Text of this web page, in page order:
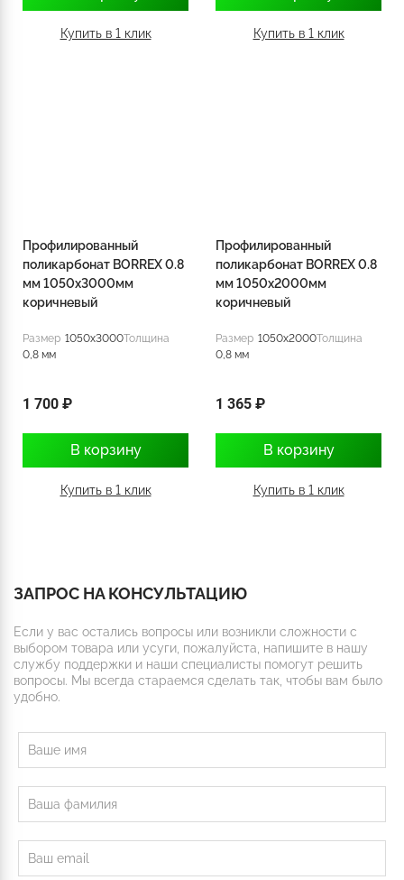
Купить в 1 клик Купить в 1 клик
Профилированный
поликарбонат BORREX 0.8
мм 1050х3000мм
коричневый
Размер 1050x3000Толщина
0,8 мм
1 700 ₽
В корзину
Купить в 1 клик
Профилированный
поликарбонат BORREX 0.8
мм 1050х2000мм
коричневый
Размер 1050x2000Толщина
0,8 мм
1 365 ₽
В корзину
Купить в 1 клик
ЗАПРОС НА КОНСУЛЬТАЦИЮ
Если у вас остались вопросы или возникли сложности с
выбором товара или усуги, пожалуйста, напишите в нашу
службу поддержки и наши специалисты помогут решить
вопросы. Мы всегда стараемся сделать так, чтобы вам было
удобно.